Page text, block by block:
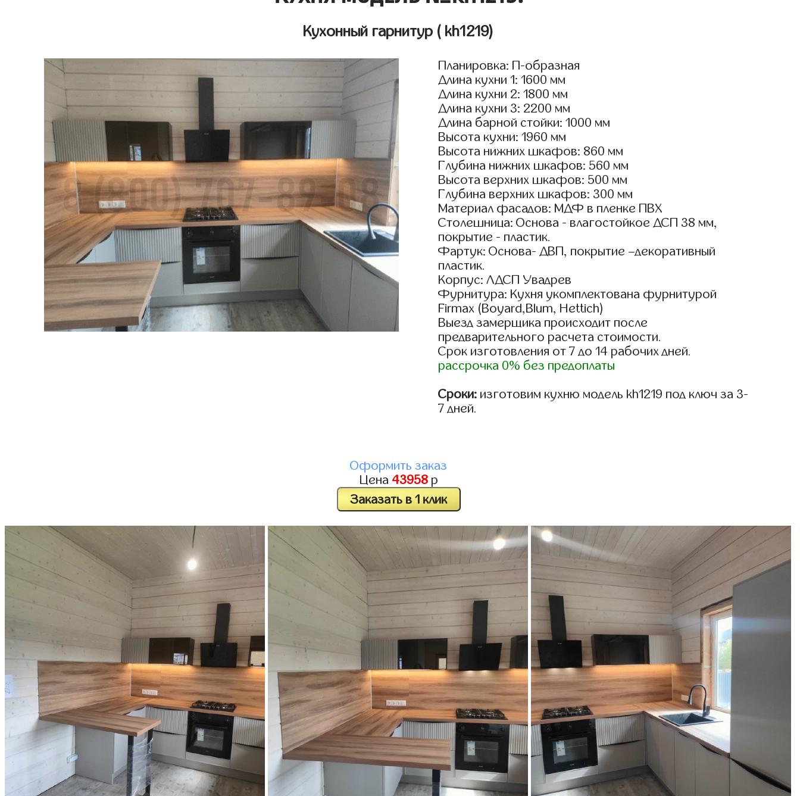
Кухонный гарнитур ( kh1219)
Планировка: П-образная
Длина кухни 1: 1600 мм
Длина кухни 2: 1800 мм
Длина кухни 3: 2200 мм
Длина барной стойки: 1000 мм
Высота кухни: 1960 мм
Высота нижних шкафов: 860 мм
Глубина нижних шкафов: 560 мм
Высота верхних шкафов: 500 мм
Глубина верхних шкафов: 300 мм
Материал фасадов: МДФ в пленке ПВХ
Столешница: Основа - влагостойкое ДСП 38 мм,
покрытие - пластик.
Фартук: Основа- ДВП, покрытие –декоративный
пластик.
Корпус: ЛДСП Увадрев
Фурнитура: Кухня укомплектована фурнитурой
Firmax (Boyard,Blum, Hettich)
Выезд замерщика происходит после
предварительного расчета стоимости.
Срок изготовления от 7 до 14 рабочих дней.
рассрочка 0% без предоплаты
Сроки: изготовим кухню модель kh1219 под ключ за 3-
7 дней.
Оформить заказ
Цена 43958р
Заказать в 1 клик